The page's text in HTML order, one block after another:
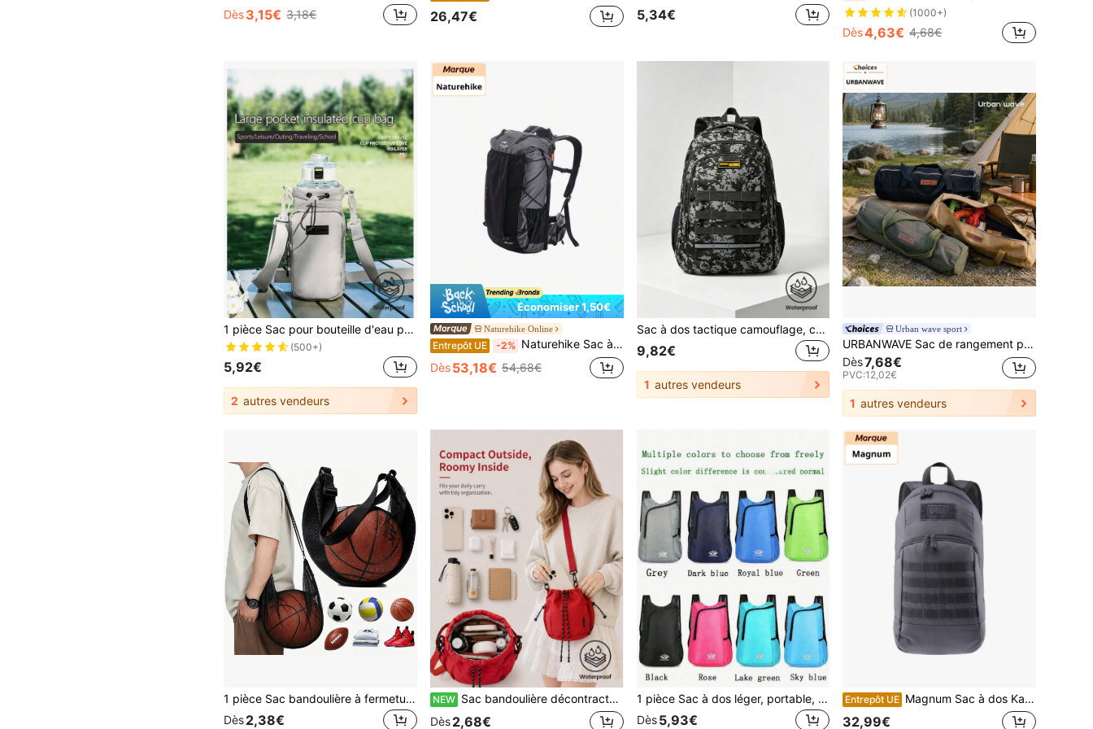
Dès3,15€ 3,18€ 26,47€ 5,34€ (1000+)
Dès4,63€ 4,68€
1 pièce Sac pour bouteille d'eau portable, porte-gobelet bandoulière avec sangle réglable, poche multifonctionnelle pour voyager, randonner, faire du vélo avec poche pour téléphone
(500+)
5,92€
2 autres vendeurs
Économiser 1,50€
Naturehike Online
Entrepôt UE -2% Naturehike Sac à dos de randonnée, d'escalade et de voyage de 45 à 65 L avec grande capacité de rangement et housse de pluie.
Dès53,18€ 54,68€
Sac à dos tactique camouflage, convient pour ordinateur portable 15,6 pouces, sac d'école léger, sac de voyage grande capacité, sac de déplacement quotidien pratique, sac à dos multifonction, sac à dos de voyage et de vacances. Le cadeau parfait pour la Fête des Pères.
9,82€
1 autres vendeurs
Urban wave sport
URBANWAVE Sac de rangement pour canevas de camping Buye Mount, organisateur d'équipement extérieur portable et imperméable pour les poteaux de tente et le matériel de camping
Dès7,68€
PVC:12,02€
1 autres vendeurs
1 pièce Sac bandoulière à fermeture éclair réglable pour une seule balle - Convient aux balles de sport telles que les ballons de basket, de volley et de football. Tissu doux, facile à transporter et pratique pour les voyages.
Dès2,38€
NEW Sac bandoulière décontracté, poche de cuisse, fournitures scolaires, unisexe, convient pour l'école, les voyages, la vie sur le campus, le cyclisme, la randonnée, le camping et les vacances. Un incontournable pour la rentrée scolaire et d'autres occasions.
Dès2,68€
1 pièce Sac à dos léger, portable, pliable et multifonctionnel ; Sac à dos pliable ultra-léger de 20 litres ; Sac à dos polyvalent en polyester durable de 20 litres avec de multiples poches ; Avec des bretelles rembourrées réglables ; Sac à dos de voyage portable convenant pour la randonnée, le fitness et les déplacements - Unisexe, sac à dos de voyage et d'aventure en plein air ; Design à la mode, structure légère, sac multifonctionnel, spécialement conçu pour les amateurs de plein air.
Dès 5,93€
Entrepôt UE Magnum Sac à dos Kamel (Fer forgé)
32,99€